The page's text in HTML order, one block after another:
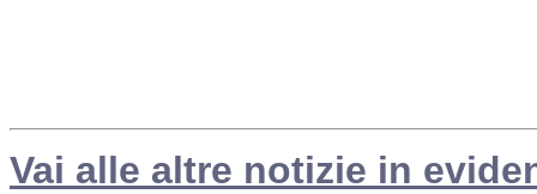
Vai alle altre notizie in